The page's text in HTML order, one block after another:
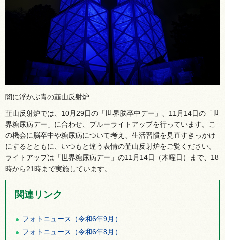
闇に浮かぶ青の韮山反射炉
韮山反射炉では、10月29日の「世界脳卒中デー」、11月14日の「世
界糖尿病デー」に合わせ、ブルーライトアップを行っています。こ
の機会に脳卒中や糖尿病について考え、生活習慣を見直すきっかけ
にするとともに、いつもと違う表情の韮山反射炉をご覧ください。
ライトアップは「世界糖尿病デー」の11月14日（木曜日）まで、18
時から21時まで実施しています。
関連リンク
フォトニュース（令和6年9月）
フォトニュース（令和6年8月）